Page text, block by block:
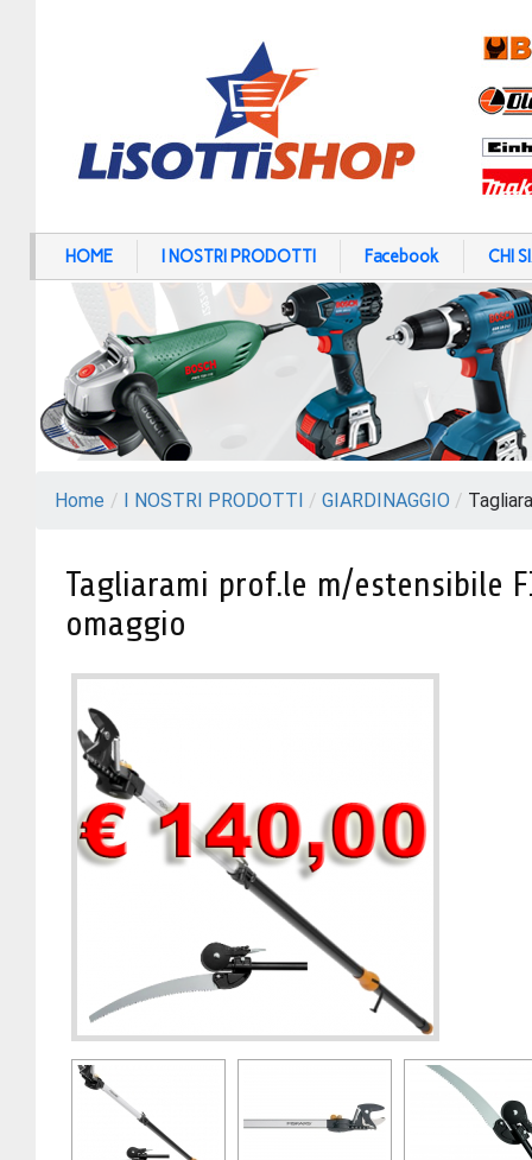
HOME I NOSTRI PRODOTTI Facebook CHI
Home / I NOSTRI PRODOTTI / GIARDINAGGIO /
Tagliarami prof.le m/estensibile
omaggio